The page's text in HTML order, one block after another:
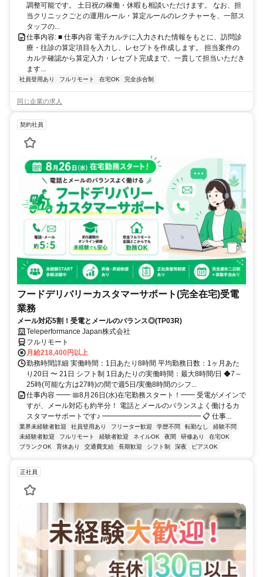
調整可能です。 土日祝の稼働・休暇も相談いただけます。 なお、担
当クリニックごとの運用ルール・算定ルールのレクチャーを、一部ス
タッフの...
仕事内容: ■ 仕事内容 電子カルテに入力された情報をもとに、訪問診
療・往診の算定項目を入力し、レセプトを作成します。 担当案件の
カルテ確認から算定入力・レセプト完成まで、一貫して担当いただき
ます...
社員登用あり フルリモート 在宅OK 完全歩合制
同じ企業の求人
契約社員
フードデリバリーカスタマーサポート(完全在宅)受電
業務
メール対応5割！受電とメールのバランス◎(TP03R)
Teleperformance Japan株式会社
フルリモート
月給218,400円以上
勤務時間詳細 実働時間：1日あたり8時間 平均勤務日数：1ヶ月あた
り20日 〜 21日 シフト制 1日あたりの実働時間：最大8時間/日 ◆7～
25時(可能な方は27時)の間で週5日/実働8時間のシフ...
仕事内容 ━━ 📅8月26日(水)在宅勤務スタート！━━ 受電がメインで
すが、メール対応も約半分！ 電話とメールのバランスよく働けるカ
スタマーサポートです♪ ━━━━━━━━━━━━━━ 📋 仕事...
業界未経験者歓迎 社員登用あり フリーター歓迎 学歴不問 転勤なし
経験不問
未経験者歓迎
フルリモート 経験者歓迎 ネイルOK 夜間 研修あり
在宅OK
ブランクOK
育休あり 交通費支給 長期歓迎 シフト制 深夜 ピアスOK
正社員